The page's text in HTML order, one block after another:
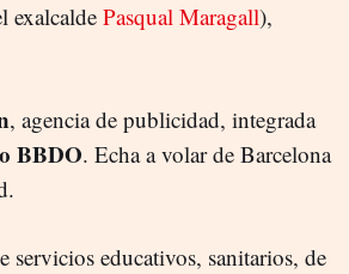
exalcalde Pasqual Maragall),
, agencia de publicidad, integrada
BBDO. Echa a volar de Barcelona
servicios educativos, sanitarios, de